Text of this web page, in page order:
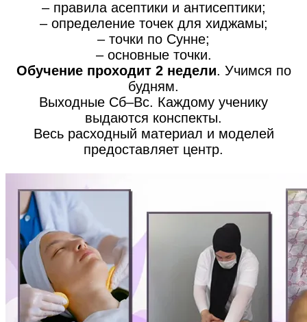
– правила асептики и антисептики;
– определение точек для хиджамы;
– точки по Сунне;
– основные точки.
Обучение проходит 2 недели. Учимся по
будням.
Выходные Сб–Вс. Каждому ученику
выдаются конспекты.
Весь расходный материал и моделей
предоставляет центр.